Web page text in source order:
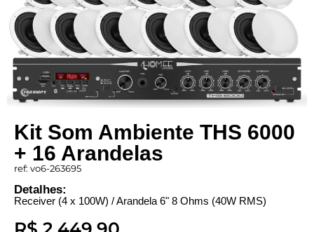
Kit Som Ambiente THS 6000
+ 16 Arandelas
ref: vo6-263695
Detalhes:
Receiver (4 x 100W) / Arandela 6" 8 Ohms (40W RMS)